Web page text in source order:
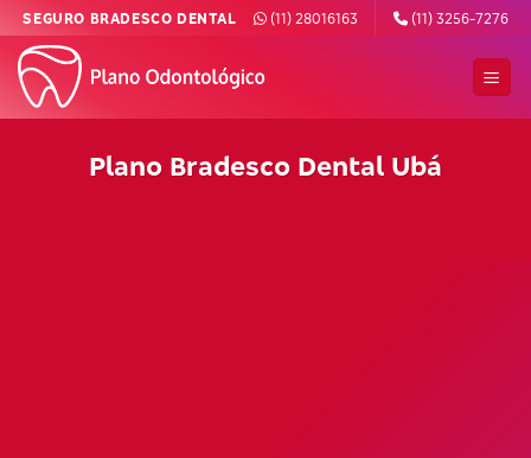
Skip
content
SEGURO BRADESCO DENTAL (11) 28016163 (11) 3256-7276
Plano Bradesco Dental Ubá